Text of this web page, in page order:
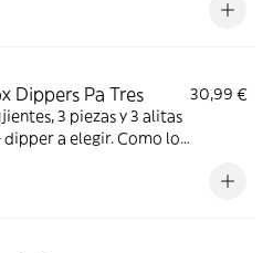
Dippers Pa Tres
30,99 €
3 piezas y 3 alitas
dipper a elegir. Como lo